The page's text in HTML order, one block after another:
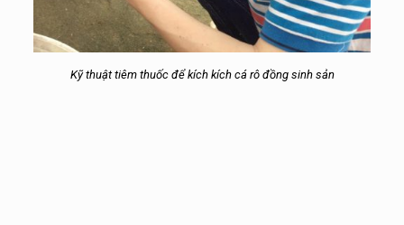
Kỹ thuật tiêm thuốc để kích kích cá rô đồng sinh sản